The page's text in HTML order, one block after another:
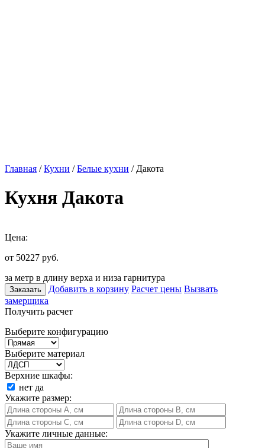
Главная /Кухни /Белые кухни / Дакота
Кухня Дакота
Цена:
от 50227 руб.
за метр в длину верха и низа гарнитура
Заказать Добавить в корзину Расчет цены Вызвать
замерщика
Получить расчет
Выберите конфигурацию
Выберите материал
Верхние шкафы:
нет да
Укажите размер:
Укажите личные данные: